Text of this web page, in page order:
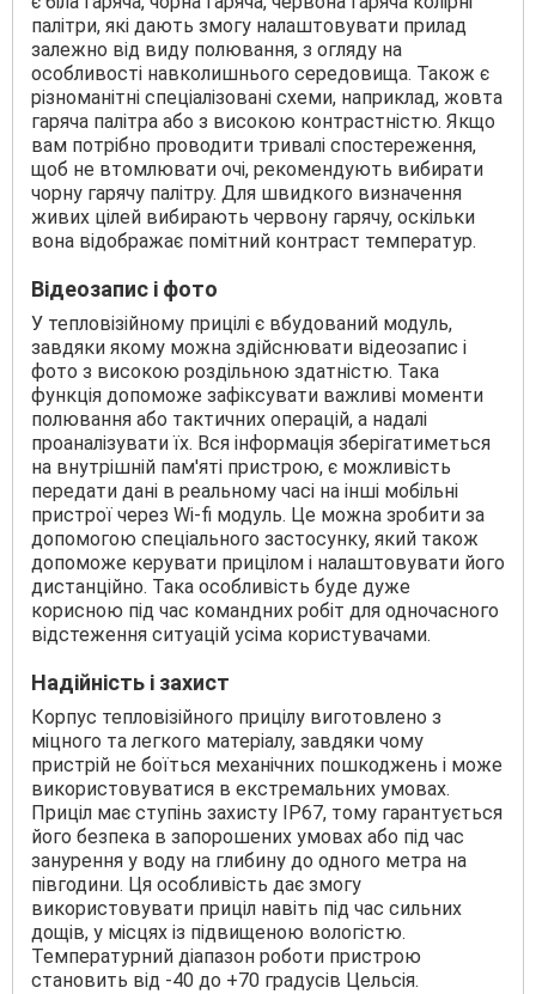
палітри, які дають змогу налаштовувати прилад
залежно від виду полювання, з огляду на
особливості навколишнього середовища. Також є
різноманітні спеціалізовані схеми, наприклад, жовта
гаряча палітра або з високою контрастністю. Якщо
вам потрібно проводити тривалі спостереження,
щоб не втомлювати очі, рекомендують вибирати
чорну гарячу палітру. Для швидкого визначення
живих цілей вибирають червону гарячу, оскільки
вона відображає помітний контраст температур.
Відеозапис і фото
У тепловізійному прицілі є вбудований модуль,
завдяки якому можна здійснювати відеозапис і
фото з високою роздільною здатністю. Така
функція допоможе зафіксувати важливі моменти
полювання або тактичних операцій, а надалі
проаналізувати їх. Вся інформація зберігатиметься
на внутрішній пам'яті пристрою, є можливість
передати дані в реальному часі на інші мобільні
пристрої через Wi-fi модуль. Це можна зробити за
допомогою спеціального застосунку, який також
допоможе керувати прицілом і налаштовувати його
дистанційно. Така особливість буде дуже
корисною під час командних робіт для одночасного
відстеження ситуацій усіма користувачами.
Надійність і захист
Корпус тепловізійного прицілу виготовлено з
міцного та легкого матеріалу, завдяки чому
пристрій не боїться механічних пошкоджень і може
використовуватися в екстремальних умовах.
Приціл має ступінь захисту IP67, тому гарантується
його безпека в запорошених умовах або під час
занурення у воду на глибину до одного метра на
півгодини. Ця особливість дає змогу
використовувати приціл навіть під час сильних
дощів, у місцях із підвищеною вологістю.
Температурний діапазон роботи пристрою
становить від -40 до +70 градусів Цельсія.